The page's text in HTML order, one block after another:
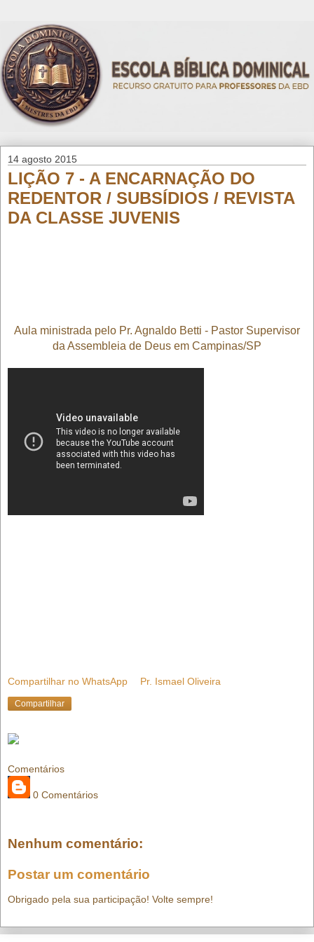
14 agosto 2015
LIÇÃO 7 - A ENCARNAÇÃO DO
REDENTOR / SUBSÍDIOS / REVISTA
DA CLASSE JUVENIS
Aula ministrada pelo Pr. Agnaldo Betti - Pastor Supervisor
da Assembleia de Deus em Campinas/SP
Compartilhar no WhatsApp Pr. Ismael Oliveira
Compartilhar
Comentários
0 Comentários
Nenhum comentário:
Postar um comentário
Obrigado pela sua participação! Volte sempre!